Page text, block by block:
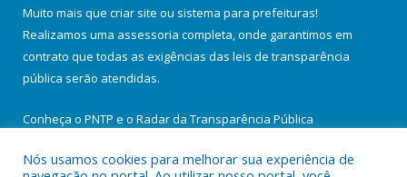
Muito mais que criar site ou sistema para prefeituras!
Realizamos uma assessoria completa, onde garantimos em
contrato que todas as exigências das leis de transparência
pública serão atendidas.
Conheça o PNTP e o Radar da Transparência Pública
Nós usamos cookies para melhorar sua experiência de